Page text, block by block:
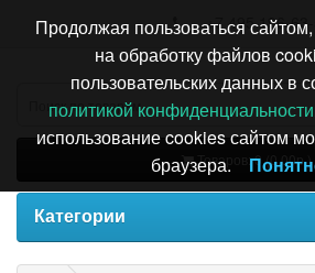
+7 495 196-
Товаров: 0 (0.00р.)
Категории
Продолжая пользоваться
на обработку файлов
пользовательских данных в
политикой конфиденциальности
использование cookies сайтом
браузера.